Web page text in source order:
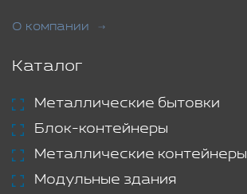
О компании
Каталог
Металлические бытовки
Блок-контейнеры
Металлические контейнеры
Модульные здания